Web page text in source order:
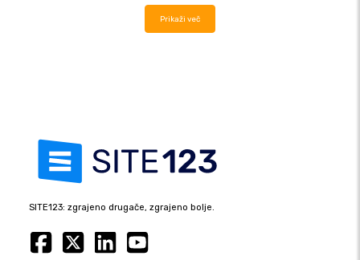
Prikaži več
SITE123: zgrajeno drugače, zgrajeno bolje.